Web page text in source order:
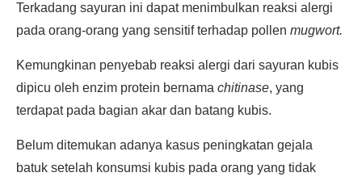
Terkadang sayuran ini dapat menimbulkan reaksi alergi
pada orang-orang yang sensitif terhadap pollen mugwort.
Kemungkinan penyebab reaksi alergi dari sayuran kubis
dipicu oleh enzim protein bernama chitinase, yang
terdapat pada bagian akar dan batang kubis.
Belum ditemukan adanya kasus peningkatan gejala
batuk setelah konsumsi kubis pada orang yang tidak